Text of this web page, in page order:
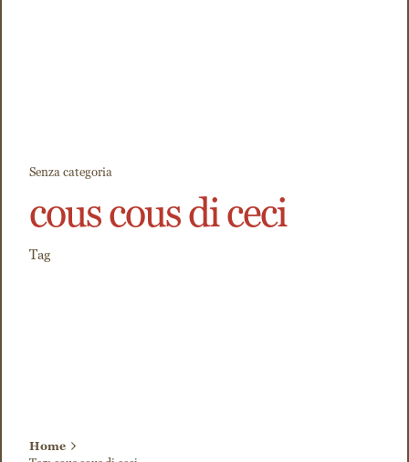
Senza categoria
cous cous di ceci
Tag
Home